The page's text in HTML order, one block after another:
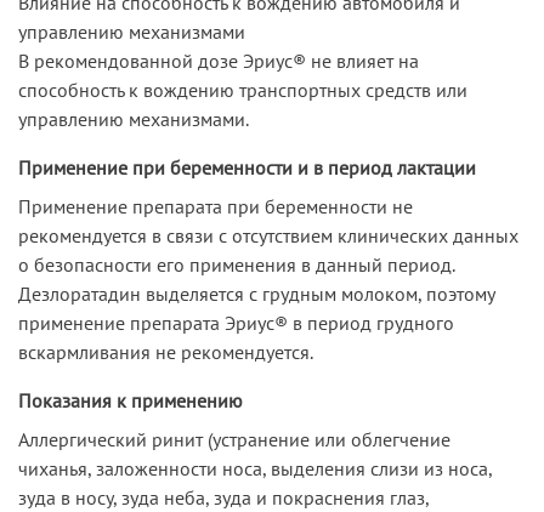
управлению механизмами
В рекомендованной дозе Эриус® не влияет на
способность к вождению транспортных средств или
управлению механизмами.
Применение при беременности и в период лактации
Применение препарата при беременности не
рекомендуется в связи с отсутствием клинических данных
о безопасности его применения в данный период.
Дезлоратадин выделяется с грудным молоком, поэтому
применение препарата Эриус® в период грудного
вскармливания не рекомендуется.
Показания к применению
Аллергический ринит (устранение или облегчение
чиханья, заложенности носа, выделения слизи из носа,
зуда в носу, зуда неба, зуда и покраснения глаз,